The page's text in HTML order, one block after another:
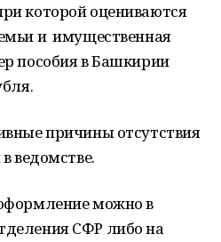
которой оцениваются
и имущественная
пособия в Башкирии
причины отсутствия
ведомстве.
можно в
СФР либо на